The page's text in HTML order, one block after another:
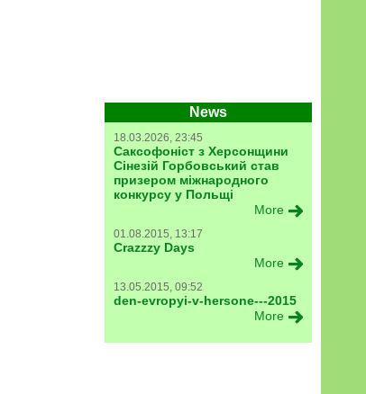
News
18.03.2026, 23:45
Саксофоніст з Херсонщини
Сінезій Горбовський став
призером міжнародного
конкурсу у Польщі
More
01.08.2015, 13:17
Crazzzy Days
More
13.05.2015, 09:52
den-evropyi-v-hersone---2015
More